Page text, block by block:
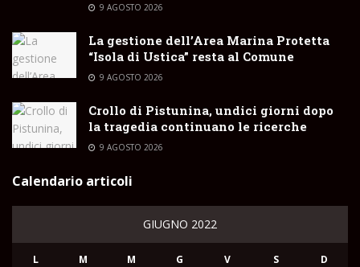
9 AGOSTO 2026
La gestione dell’Area Marina Protetta
“Isola di Ustica” resta al Comune
9 AGOSTO 2026
Crollo di Pistunina, undici giorni dopo
la tragedia continuano le ricerche
9 AGOSTO 2026
Calendario articoli
GIUGNO 2022
L M M G V S D